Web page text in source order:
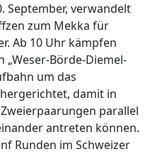
September, verwandelt
zum Mekka für
Ab 10 Uhr kämpfen
Börde-Diemel-
um das
damit in
parallel
antreten können.
Runden im Schweizer